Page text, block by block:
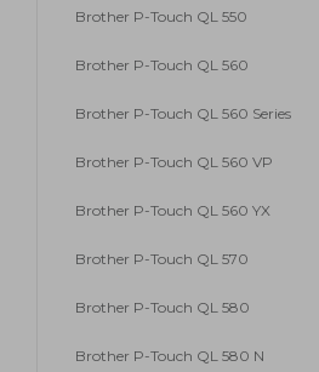
Brother P-Touch QL 550
Brother P-Touch QL 560
Brother P-Touch QL 560 Series
Brother P-Touch QL 560 VP
Brother P-Touch QL 560 YX
Brother P-Touch QL 570
Brother P-Touch QL 580
Brother P-Touch QL 580 N